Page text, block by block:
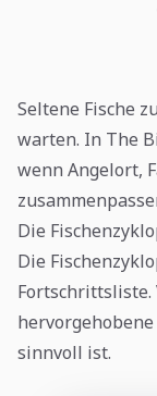
Seltene Fische
warten. In The
wenn Angelort,
Die
Die
Fortschrittsliste.
sinnvoll ist.